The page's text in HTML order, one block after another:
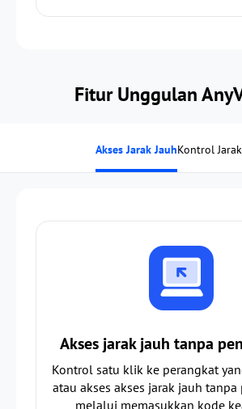
Fitur Unggulan
Akses Jarak JauhKontrol
Akses jarak jauh tanpa
Kontrol satu klik ke perangkat
atau akses akses jarak jauh tanpa
melalui memasukkan kode